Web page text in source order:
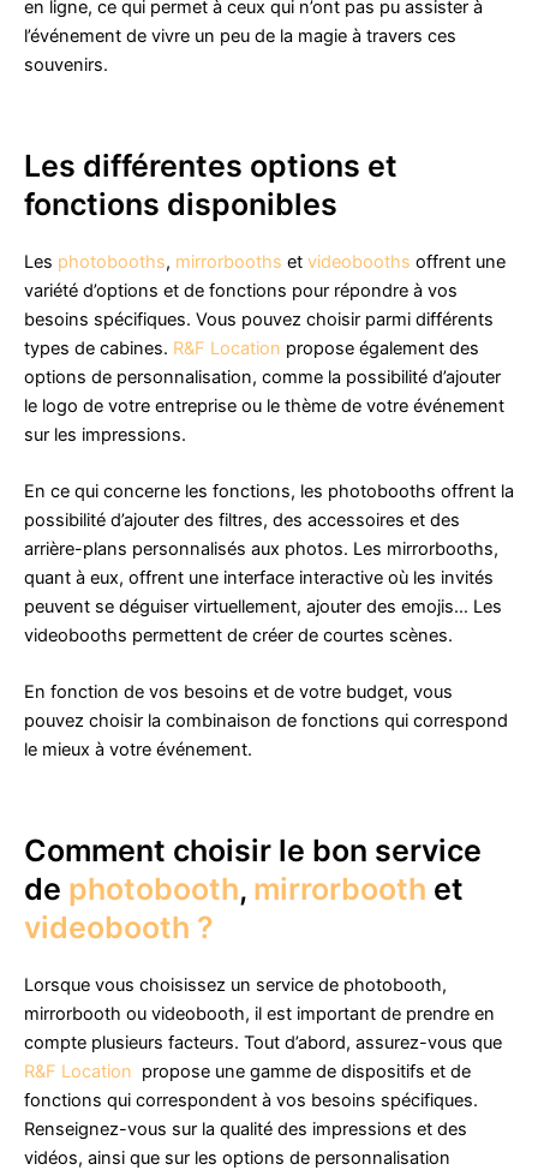
en ligne, ce qui permet à ceux qui n’ont pas pu assister à
l’événement de vivre un peu de la magie à travers ces
souvenirs.
Les différentes options et
fonctions disponibles
Les photobooths, mirrorbooths et videobooths offrent une
variété d’options et de fonctions pour répondre à vos
besoins spécifiques. Vous pouvez choisir parmi différents
types de cabines. R&F Location propose également des
options de personnalisation, comme la possibilité d’ajouter
le logo de votre entreprise ou le thème de votre événement
sur les impressions.
En ce qui concerne les fonctions, les photobooths offrent la
possibilité d’ajouter des filtres, des accessoires et des
arrière-plans personnalisés aux photos. Les mirrorbooths,
quant à eux, offrent une interface interactive où les invités
peuvent se déguiser virtuellement, ajouter des emojis… Les
videobooths permettent de créer de courtes scènes.
En fonction de vos besoins et de votre budget, vous
pouvez choisir la combinaison de fonctions qui correspond
le mieux à votre événement.
Comment choisir le bon service
de photobooth, mirrorbooth et
videobooth ?
Lorsque vous choisissez un service de photobooth,
mirrorbooth ou videobooth, il est important de prendre en
compte plusieurs facteurs. Tout d’abord, assurez-vous que
R&F Location propose une gamme de dispositifs et de
fonctions qui correspondent à vos besoins spécifiques.
Renseignez-vous sur la qualité des impressions et des
vidéos, ainsi que sur les options de personnalisation